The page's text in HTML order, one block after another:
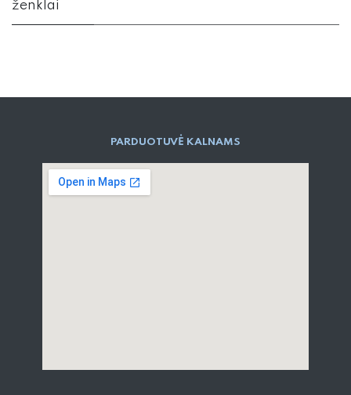
ženklai
PARD​UOTUVĖ​ KALNAMS